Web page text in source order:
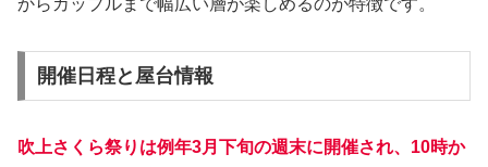
からカップルまで幅広い層が楽しめるのが特徴です。
開催日程と屋台情報
吹上さくら祭りは例年3月下旬の週末に開催され、10時か